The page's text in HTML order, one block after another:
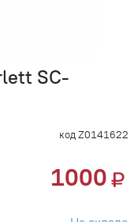
SC-
код Z0141622
1000